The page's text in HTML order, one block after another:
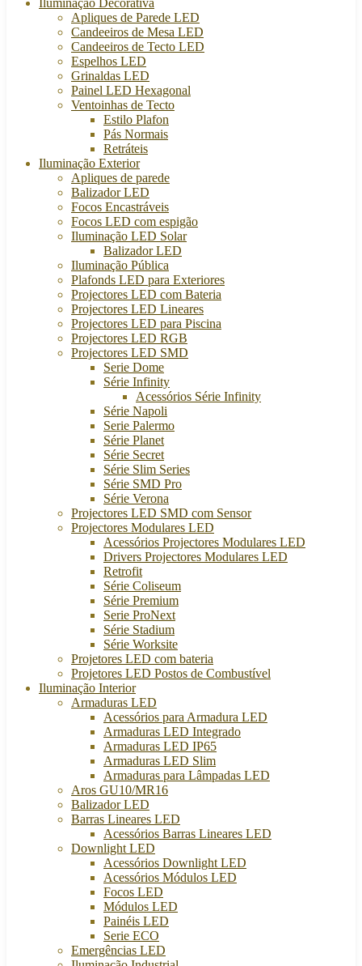
Iluminação Decorativa
Apliques de Parede LED
Candeeiros de Mesa LED
Candeeiros de Tecto LED
Espelhos LED
Grinaldas LED
Painel LED Hexagonal
Ventoinhas de Tecto
Estilo Plafon
Pás Normais
Retráteis
Iluminação Exterior
Apliques de parede
Balizador LED
Focos Encastráveis
Focos LED com espigão
Iluminação LED Solar
Balizador LED
Iluminação Pública
Plafonds LED para Exteriores
Projectores LED com Bateria
Projectores LED Lineares
Projectores LED para Piscina
Projectores LED RGB
Projectores LED SMD
Serie Dome
Série Infinity
Acessórios Série Infinity
Série Napoli
Serie Palermo
Série Planet
Série Secret
Série Slim Series
Série SMD Pro
Série Verona
Projectores LED SMD com Sensor
Projectores Modulares LED
Acessórios Projectores Modulares LED
Drivers Projectores Modulares LED
Retrofit
Série Coliseum
Série Premium
Serie ProNext
Série Stadium
Série Worksite
Projetores LED com bateria
Projetores LED Postos de Combustível
Iluminação Interior
Armaduras LED
Acessórios para Armadura LED
Armaduras LED Integrado
Armaduras LED IP65
Armaduras LED Slim
Armaduras para Lâmpadas LED
Aros GU10/MR16
Balizador LED
Barras Lineares LED
Acessórios Barras Lineares LED
Downlight LED
Acessórios Downlight LED
Acessórios Módulos LED
Focos LED
Módulos LED
Painéis LED
Serie ECO
Emergências LED